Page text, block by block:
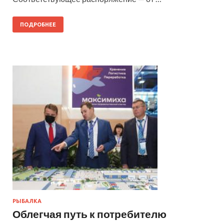
ПОДРОБНЕЕ
РЫБАЛКА
Облегчая путь к потребителю